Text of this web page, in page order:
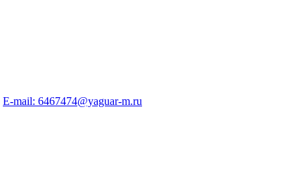
E-mail: 6467474@yaguar-m.ru